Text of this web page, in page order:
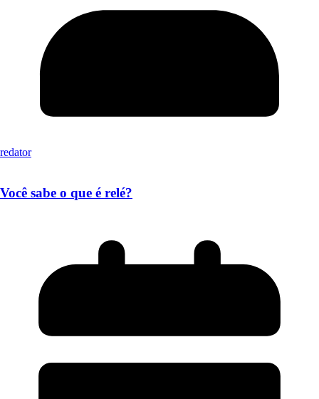
redator
Você sabe o que é relé?